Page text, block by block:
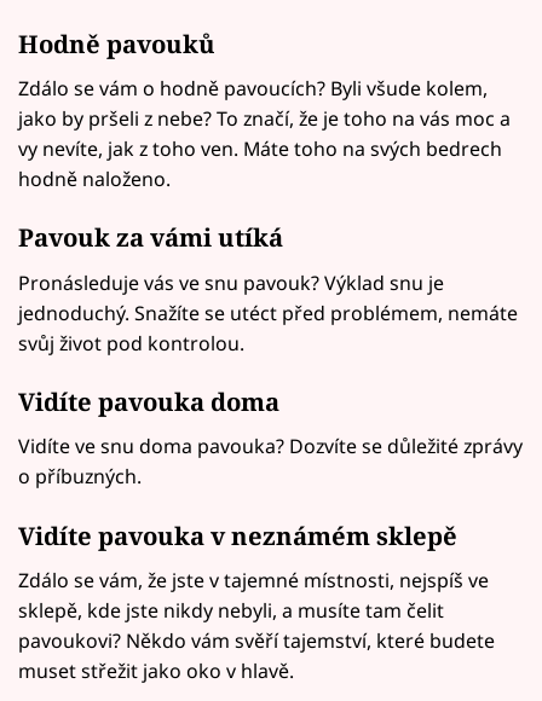
Hodně pavouků
Zdálo se vám o hodně pavoucích? Byli všude kolem,
jako by pršeli z nebe? To značí, že je toho na vás moc a
vy nevíte, jak z toho ven. Máte toho na svých bedrech
hodně naloženo.
Pavouk za vámi utíká
Pronásleduje vás ve snu pavouk? Výklad snu je
jednoduchý. Snažíte se utéct před problémem, nemáte
svůj život pod kontrolou.
Vidíte pavouka doma
Vidíte ve snu doma pavouka? Dozvíte se důležité zprávy
o příbuzných.
Vidíte pavouka v neznámém sklepě
Zdálo se vám, že jste v tajemné místnosti, nejspíš ve
sklepě, kde jste nikdy nebyli, a musíte tam čelit
pavoukovi? Někdo vám svěří tajemství, které budete
muset střežit jako oko v hlavě.